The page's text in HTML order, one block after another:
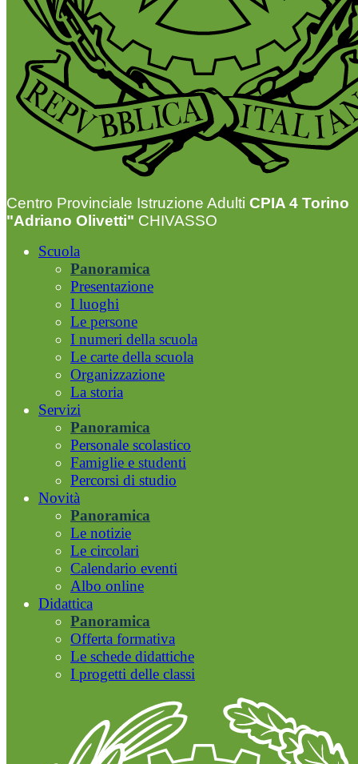
Centro Provinciale Istruzione Adulti CPIA 4 Torino
"Adriano Olivetti" CHIVASSO
Scuola
Panoramica
Presentazione
I luoghi
Le persone
I numeri della scuola
Le carte della scuola
Organizzazione
La storia
Servizi
Panoramica
Personale scolastico
Famiglie e studenti
Percorsi di studio
Novità
Panoramica
Le notizie
Le circolari
Calendario eventi
Albo online
Didattica
Panoramica
Offerta formativa
Le schede didattiche
I progetti delle classi